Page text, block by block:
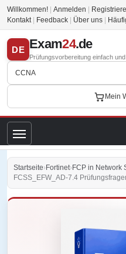
Willkommen! Anmelden
Kontakt
Feedback Über uns
DE Exam24.de
Prüfungsvorbereitung einfach
Mein
Startseite›Fortinet›FCP in Network
FCSS_EFW_AD-7.4